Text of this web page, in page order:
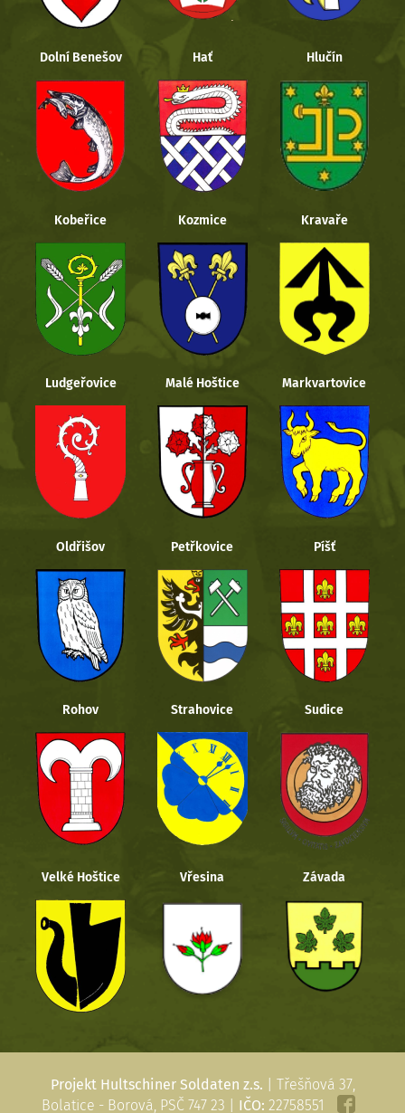
Dolní Benešov Hať Hlučín
Kobeřice Kozmice Kravaře
Ludgeřovice Malé Hoštice Markvartovice
Oldřišov Petřkovice Píšť
Rohov Strahovice Sudice
Velké Hoštice Vřesina Závada
Projekt Hultschiner Soldaten z.s. | Třešňová 37,
Bolatice - Borová, PSČ 747 23 | IČO: 22758551